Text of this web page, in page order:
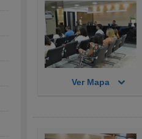
Ver Mapa